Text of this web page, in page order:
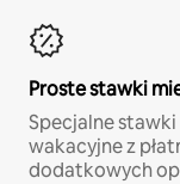
Proste stawki
Specjalne
wakacyjne z
dodatkowych